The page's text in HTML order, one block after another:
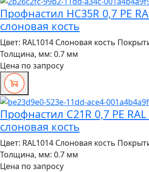
Профнастил HC35R 0,7 PE
слоновая кость
Цвет: RAL1014 Слоновая кость
Толщина, мм: 0.7 мм
Цена по запросу
Профнастил C21R 0,7 PE
слоновая кость
Цвет: RAL1014 Слоновая кость
Толщина, мм: 0.7 мм
Цена по запросу